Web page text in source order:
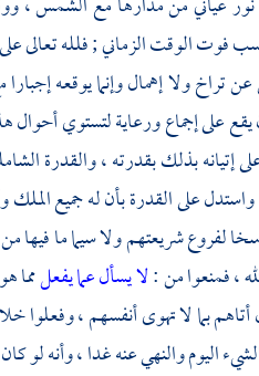
فوت الوقت الزماني ; فلله تعالى
ولا إهمال وإنما يوقعه إجبارا
على إجماع ورعاية لتستوي أحوال
بذلك بقدرته ، والقدرة
على القدرة بأن له جميع الملك
لفروع شريعتهم ولا سيما ما فيها
، فمنعوا من :لا يسأل عما يفعلمما
بما لا تهوى أنفسهم ، وفعلوا
اليوم والنهي عنه غدا ، وأنه لو